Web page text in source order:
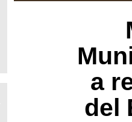
a
del